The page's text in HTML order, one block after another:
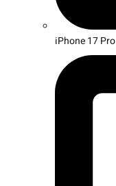
iPhone 17 Pro